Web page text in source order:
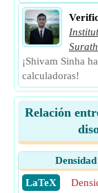
¡Shivam Sinha
calculadoras!
Relación
​ LaTeX